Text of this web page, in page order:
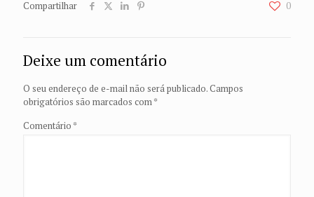
Compartilhar 0
Deixe um comentário
O seu endereço de e-mail não será publicado.Campos
obrigatórios são marcados com*
Comentário *